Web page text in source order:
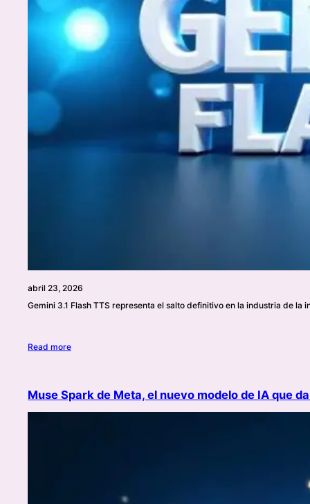
abril 23, 2026
Gemini 3.1 Flash TTS representa el salto definitivo en la industria de
Read more
Muse Spark de Meta, el nuevo modelo de IA que